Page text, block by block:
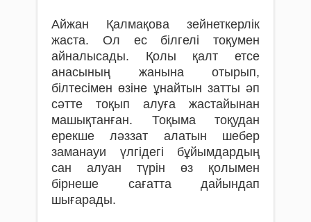
Айжан Қалмақова зейнеткерлік
жаста. Ол ес білгелі тоқумен
айналысады. Қолы қалт етсе
анасының жанына отырып,
білтесімен өзіне ұнайтын затты әп
сәтте тоқып алуға жастайынан
машықтанған. Тоқыма тоқудан
ерекше ләззат алатын шебер
заманауи үлгідегі бұйымдардың
сан алуан түрін өз қолымен
бірнеше сағатта дайындап
шығарады.